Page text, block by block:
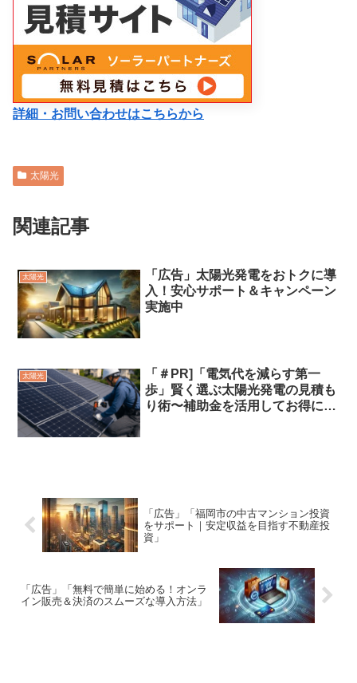
詳細・お問い合わせはこちらから
太陽光
関連記事
太陽光
「広告」太陽光発電をおトクに導
入！安心サポート＆キャンペーン
実施中
太陽光
「＃PR]「電気代を減らす第一
歩」賢く選ぶ太陽光発電の見積も
り術〜補助金を活用してお得に始
「広告」「福岡市の中古マンション投資
をサポート｜安定収益を目指す不動産投
資」
「広告」「無料で簡単に始める！オンラ
イン販売＆決済のスムーズな導入方法」